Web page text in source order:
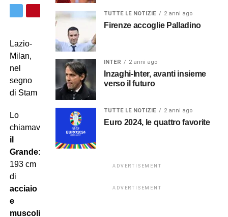
Lazio-
Milan,
nel
segno
di Stam
Lo
chiamavano
Jaap
il
Grande:
193 cm
di
acciaio
e
muscolidove
TUTTE LE NOTIZIE 2 anni ago
Firenze accoglie Palladino
INTER 2 anni ago
Inzaghi-Inter, avanti insieme
verso il futuro
TUTTE LE NOTIZIE 2 anni ago
Euro 2024, le quattro favorite
ADVERTISEMENT
ADVERTISEMENT